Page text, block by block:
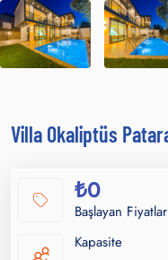
Villa Okaliptüs
₺0
Başlayan
Kapasite